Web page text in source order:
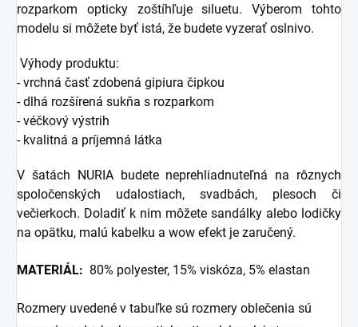
rozparkom opticky zoštíhľuje siluetu.Výberom tohto
modelu si môžete byť istá, že budete vyzerať oslnivo.
Výhody produktu:
- vrchná časť zdobená gipiura čipkou
- dlhá rozšírená sukňa s rozparkom
- véčkový výstrih
- kvalitná a príjemná látka
V šatách NURIA budete neprehliadnuteľná na rôznych
spoločenských udalostiach, svadbách, plesoch či
večierkoch. Doladiť k nim môžete sandálky alebo lodičky
na opätku, malú kabelku a wow efekt je zaručený.
MATERIÁL: 80% polyester, 15% viskóza, 5% elastan
Rozmery uvedené v tabuľke sú rozmery oblečenia sú